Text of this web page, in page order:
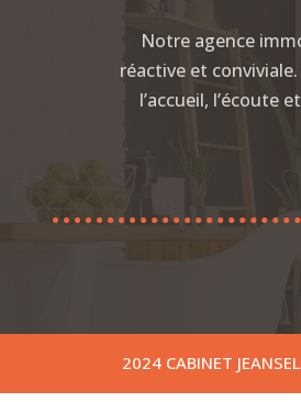
Notre agence
réactive et
l’accueil, l’écoute
2024 CABINET